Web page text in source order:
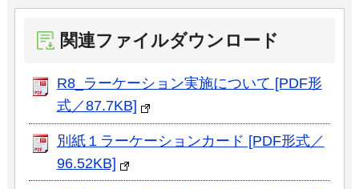
関連ファイルダウンロード
R8_ラーケーション実施について [PDF形
式／87.7KB]
別紙１ラーケーションカード [PDF形式／
96.52KB]